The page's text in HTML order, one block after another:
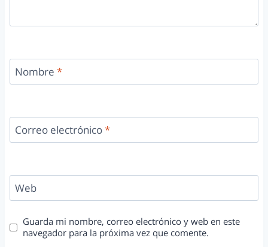
Nombre *
Correo electrónico*
Web
Guarda mi nombre, correo electrónico y web en este
navegador para la próxima vez que comente.